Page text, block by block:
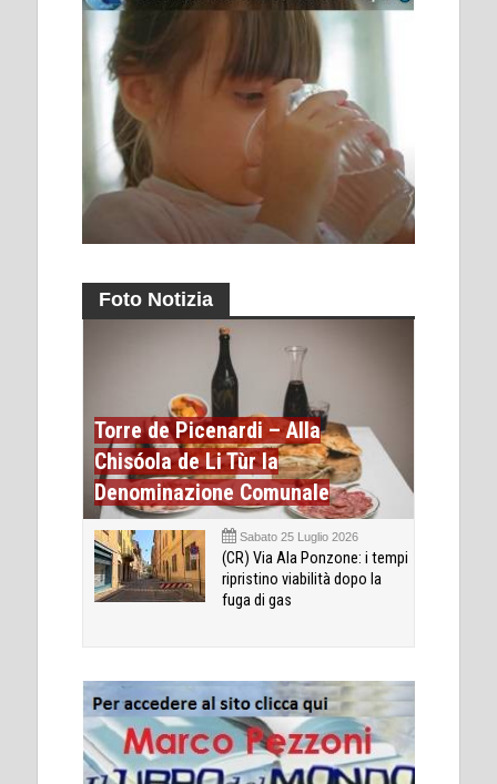
Foto Notizia
Torre de Picenardi – Alla
Chisóola de Li Tùr la
Denominazione Comunale
Sabato 25 Luglio 2026
(CR) Via Ala Ponzone: i tempi
ripristino viabilità dopo la
fuga di gas